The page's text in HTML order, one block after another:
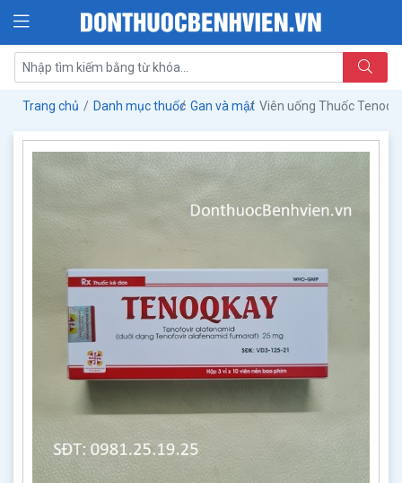
Trang chủ Danh mục thuốc Gan và mật Viên uống Thuốc